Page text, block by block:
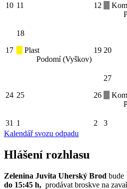
10 11 12
17
18
Plast
Podomí (Vyškov)
19 20
24 25 26
27
31 1 2 3
Kalendář svozu odpadu
Hlášení rozhlasu
Zelenina Juvita Uherský Brod bude
do 15:45 h, prodávat broskve na